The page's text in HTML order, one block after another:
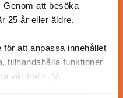
Genom att besöka
25 år eller äldre.
för att anpassa innehållet
tillhandahålla funktioner
vår trafik. Vi